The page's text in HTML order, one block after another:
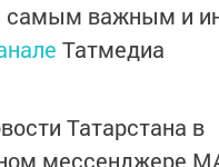
самым важным и
Татмедиа
Татарстана в
мессенджере